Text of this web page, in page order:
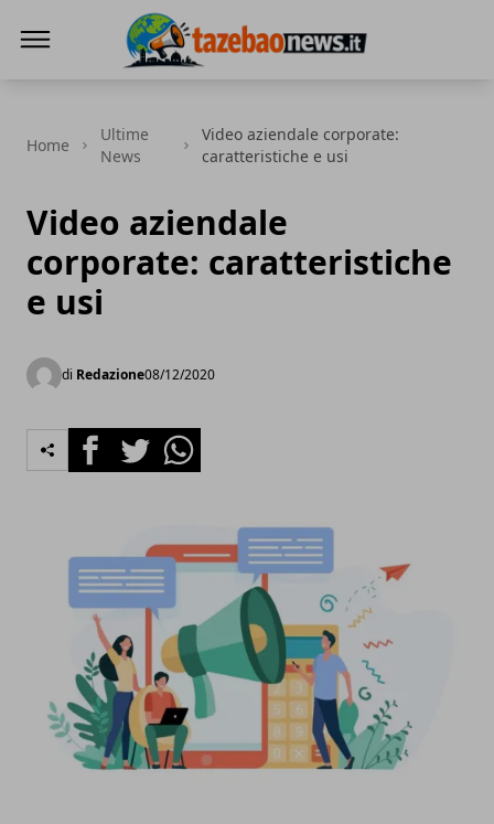
Home
Ultime
News
Video aziendale corporate:
caratteristiche e usi
Video aziendale
corporate: caratteristiche
e usi
di Redazione08/12/2020
FacebookTwitterWhatsapp